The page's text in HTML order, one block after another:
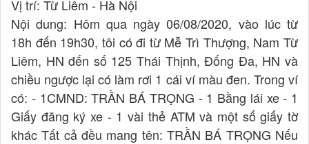
Vị trí: Từ Liêm - Hà Nội
Nội dung: Hôm qua ngày 06/08/2020, vào lúc từ
18h đến 19h30, tôi có đi từ Mễ Trì Thượng, Nam Từ
Liêm, HN đến số 125 Thái Thịnh, Đống Đa, HN và
chiều ngược lại có làm rơi 1 cái ví màu đen. Trong ví
có: - 1CMND: TRẦN BÁ TRỌNG - 1 Bằng lái xe - 1
Giấy đăng ký xe - 1 vài thẻ ATM và một số giấy tờ
khác Tất cả đều mang tên: TRẦN BÁ TRỌNG Nếu